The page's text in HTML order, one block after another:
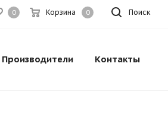
Поиск
0 Корзина 0
Производители Контакты